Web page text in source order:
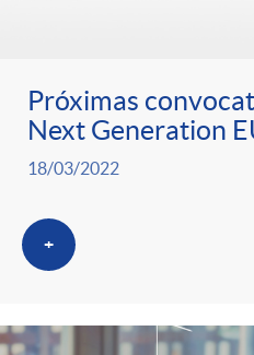
Próximas
Next Generation
18/03/2022
+